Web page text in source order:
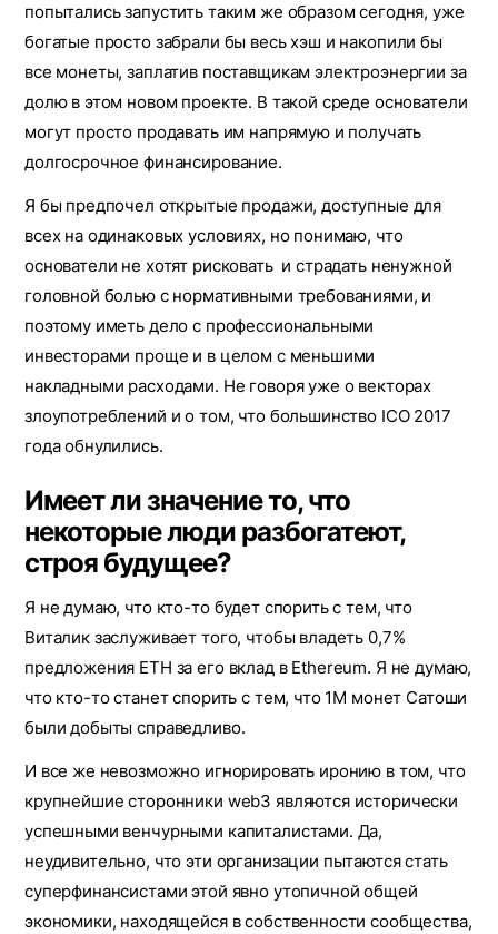
попытались запустить таким же образом сегодня, уже
богатые просто забрали бы весь хэш и накопили бы
все монеты, заплатив поставщикам электроэнергии за
долю в этом новом проекте. В такой среде основатели
могут просто продавать им напрямую и получать
долгосрочное финансирование.
Я бы предпочел открытые продажи, доступные для
всех на одинаковых условиях, но понимаю, что
основатели не хотят рисковать и страдать ненужной
головной болью с нормативными требованиями, и
поэтому иметь дело с профессиональными
инвесторами проще и в целом с меньшими
накладными расходами. Не говоря уже о векторах
злоупотреблений и о том, что большинство ICO 2017
года обнулились.
Имеет ли значение то, что
некоторые люди разбогатеют,
строя будущее?
Я не думаю, что кто-то будет спорить с тем, что
Виталик заслуживает того, чтобы владеть 0,7%
предложения ETH за его вклад в Ethereum. Я не думаю,
что кто-то станет спорить с тем, что 1M монет Сатоши
были добыты справедливо.
И все же невозможно игнорировать иронию в том, что
крупнейшие сторонники web3 являются исторически
успешными венчурными капиталистами. Да,
неудивительно, что эти организации пытаются стать
суперфинансистами этой явно утопичной общей
экономики, находящейся в собственности сообщества,